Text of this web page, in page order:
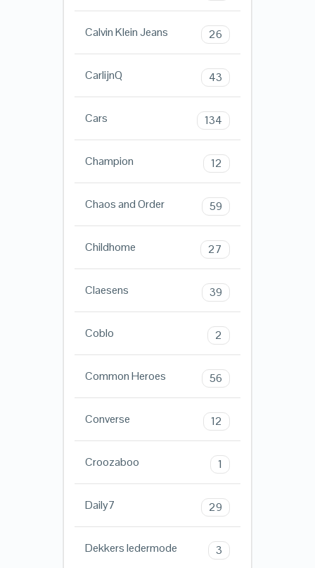
Calvin Klein Jeans 26
CarlijnQ 43
Cars 134
Champion 12
Chaos and Order 59
Childhome 27
Claesens 39
Coblo 2
Common Heroes 56
Converse 12
Croozaboo 1
Daily7 29
Dekkers ledermode 3